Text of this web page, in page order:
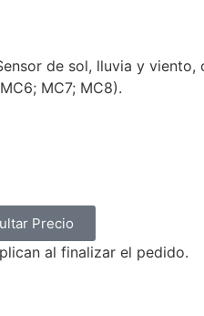
de sol, lluvia y
MC7; MC8).
Precio
al finalizar el pedido.